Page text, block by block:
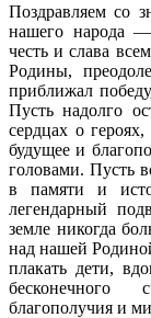
Поздравляем со
нашего народа
честь и слава
Родины,
приближал
Пусть надолго
сердцах о
будущее и
головами. Пусть
в памяти и
легендарный
земле никогда
над нашей
плакать дети,
бесконечного
благополучия и